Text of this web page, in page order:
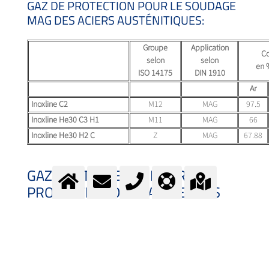
GAZ DE PROTECTION POUR LE SOUDAGE
MAG DES ACIERS AUSTÉNITIQUES:
Groupe
selon
ISO 14175
Application
selon
DIN 1910
en
Ar
Inoxline C2
M12 MAG
97.5
Inoxline He30 C3 H1
M11 MAG
66
Inoxline He30 H2 C
Z MAG 67.88
GAZ PROTECTEURS POUR LA
PROTECTION DES RACINES DES